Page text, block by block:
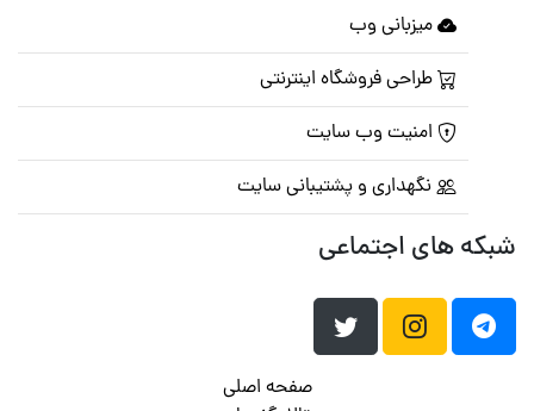
میزبانی وب
طراحی فروشگاه اینترنتی
امنیت وب سایت
نگهداری و پشتیبانی سایت
شبکه های اجتماعی
صفحه اصلی